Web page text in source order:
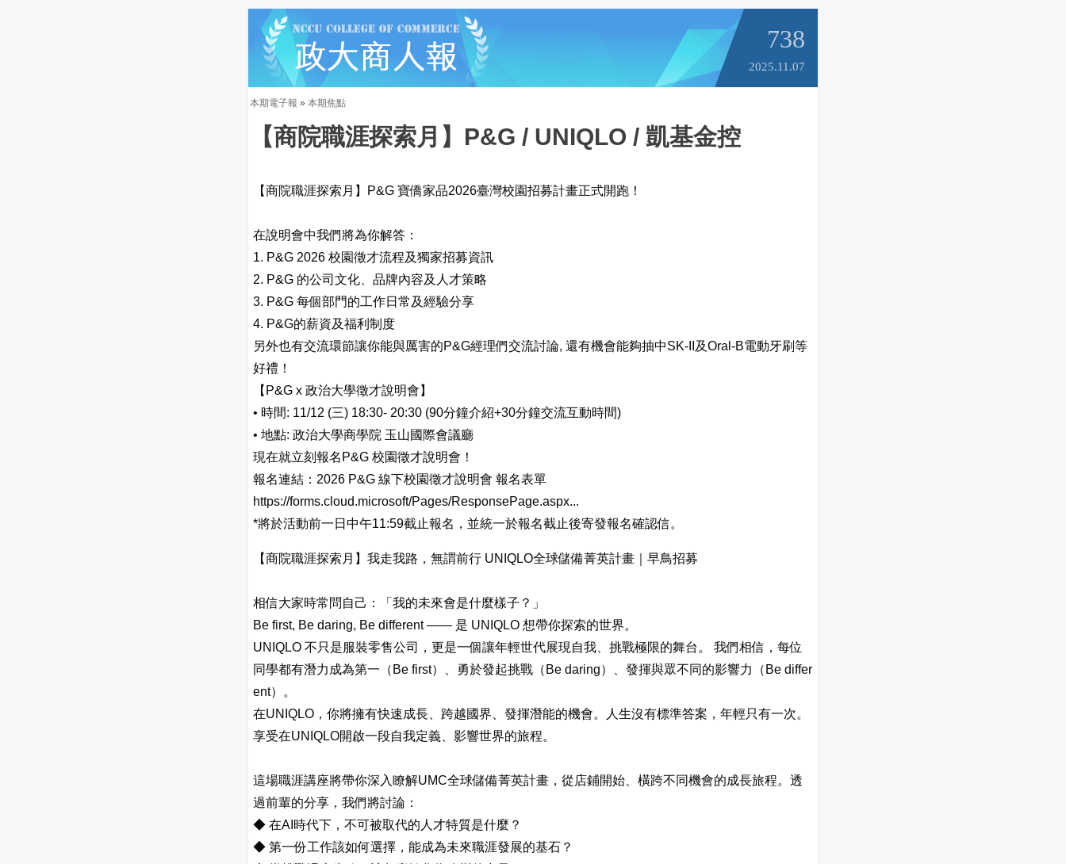
738
2025.11.07
本期電子報 » 本期焦點
【商院職涯探索月】P&G / UNIQLO / 凱基金控
【商院職涯探索月】P&G 寶僑家品2026臺灣校園招募計畫正式開跑！
在說明會中我們將為你解答：
1. P&G 2026 校園徵才流程及獨家招募資訊
2. P&G 的公司文化、品牌內容及人才策略
3. P&G 每個部門的工作日常及經驗分享
4. P&G的薪資及福利制度
另外也有交流環節讓你能與厲害的P&G經理們交流討論, 還有機會能夠抽中SK-II及Oral-B電動牙刷等
好禮！
【P&G x 政治大學徵才說明會】
• 時間: 11/12 (三) 18:30- 20:30 (90分鐘介紹+30分鐘交流互動時間)
• 地點: 政治大學商學院 玉山國際會議廳
現在就立刻報名P&G 校園徵才說明會！
報名連結：2026 P&G 線下校園徵才說明會 報名表單
https://forms.cloud.microsoft/Pages/ResponsePage.aspx...
*將於活動前一日中午11:59截止報名，並統一於報名截止後寄發報名確認信。
【商院職涯探索月】我走我路，無謂前行 UNIQLO全球儲備菁英計畫｜早鳥招募
相信大家時常問自己：「我的未來會是什麼樣子？」
Be first, Be daring, Be different —— 是 UNIQLO 想帶你探索的世界。
UNIQLO 不只是服裝零售公司，更是一個讓年輕世代展現自我、挑戰極限的舞台。 我們相信，每位
同學都有潛力成為第一（Be first）、勇於發起挑戰（Be daring）、發揮與眾不同的影響力（Be differ
ent）。
在UNIQLO，你將擁有快速成長、跨越國界、發揮潛能的機會。人生沒有標準答案，年輕只有一次。
享受在UNIQLO開啟一段自我定義、影響世界的旅程。
這場職涯講座將帶你深入瞭解UMC全球儲備菁英計畫，從店鋪開始、橫跨不同機會的成長旅程。透
過前輩的分享，我們將討論：
◆ 在AI時代下，不可被取代的人才特質是什麼？
◆ 第一份工作該如何選擇，能成為未來職涯發展的基石？